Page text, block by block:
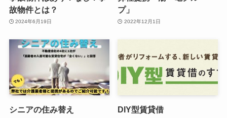
故物件とは？
2024年6月19日
プ」
2022年12月1日
シニアの住み替え DIY型賃貸借